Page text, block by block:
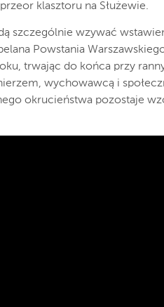
klasztoru na Służewie.
szczególnie wzywać
Powstania
trwając do końca przy
wychowawcą i
okrucieństwa pozostaje